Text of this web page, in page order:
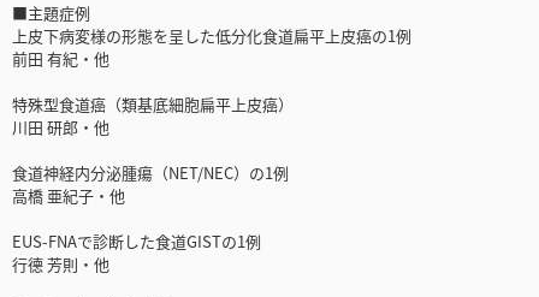
■主題症例
上皮下病変様の形態を呈した低分化食道扁平上皮癌の1例
前田 有紀・他
特殊型食道癌（類基底細胞扁平上皮癌）
川田 研郎・他
食道神経内分泌腫瘍（NET/NEC）の1例
高橋 亜紀子・他
EUS-FNAで診断した食道GISTの1例
行德 芳則・他